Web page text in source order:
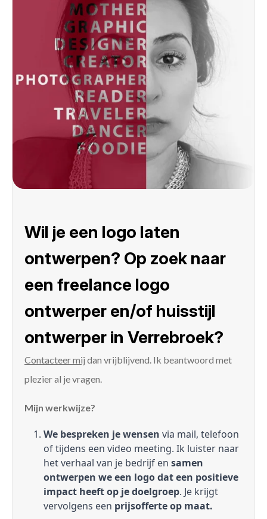
Wil je een logo laten
ontwerpen? Op zoek naar
een freelance logo
ontwerper en/of huisstijl
ontwerper in Verrebroek?
Contacteer mij dan vrijblijvend. Ik beantwoord met
plezier al je vragen.
Mijn werkwijze?
We bespreken je wensen via mail, telefoon
of tijdens een video meeting. Ik luister naar
het verhaal van je bedrijf en samen
ontwerpen we een logo dat een positieve
impact heeft op je doelgroep. Je krijgt
vervolgens een prijsofferte op maat.